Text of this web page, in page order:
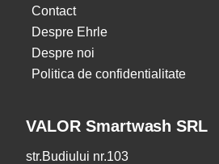
Contact
Despre Ehrle
Despre noi
Politica de confidentialitate
VALOR Smartwash SRL
str.Budiului nr.103